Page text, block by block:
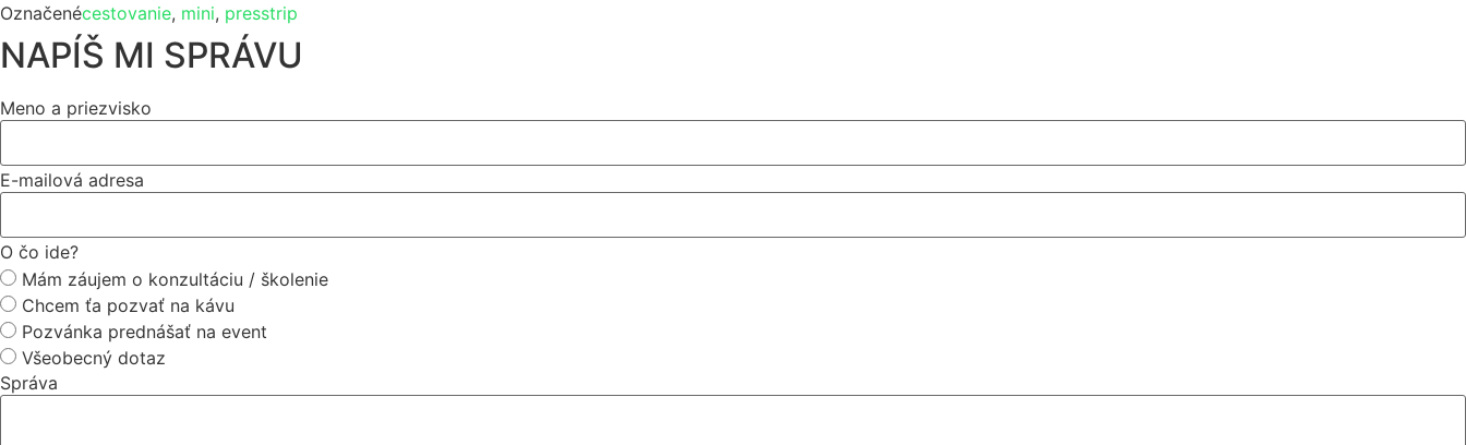
Označenécestovanie, mini, presstrip
NAPÍŠ MI SPRÁVU
Meno a priezvisko
E-mailová adresa
O čo ide?
Mám záujem o konzultáciu / školenie
Chcem ťa pozvať na kávu
Pozvánka prednášať na event
Všeobecný dotaz
Správa